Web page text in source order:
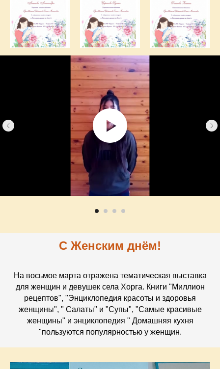
С Женским днём!
На восьмое марта отражена тематическая выставка
для женщин и девушек села Хорга. Книги "Миллион
рецептов", "Энциклопедия красоты и здоровья
женщины", " Салаты" и "Супы", "Самые красивые
женщины" и энциклопедия " Домашняя кухня
"пользуются популярностью у женщин.